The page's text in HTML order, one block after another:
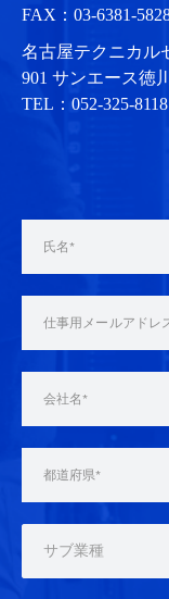
FAX：03-6381-
名古屋テクニカル
901 サンエース徳
TEL：052-325-8118
サブ業種